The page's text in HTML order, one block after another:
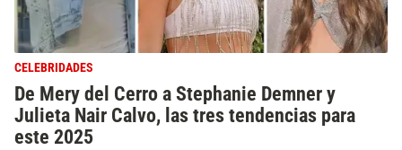
CELEBRIDADES
De Mery del Cerro a Stephanie Demner y
Julieta Nair Calvo, las tres tendencias para
este 2025